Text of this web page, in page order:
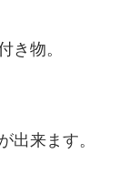
き物。
出来ます。